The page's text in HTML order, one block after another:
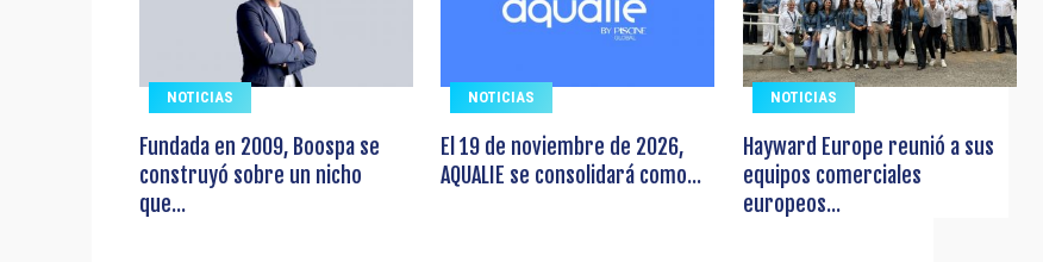
NOTICIAS
Fundada en 2009, Boospa se
construyó sobre un nicho
que...
NOTICIAS
El 19 de noviembre de 2026,
AQUALIE se consolidará como...
NOTICIAS
Hayward Europe reunió a sus
equipos comerciales
europeos...